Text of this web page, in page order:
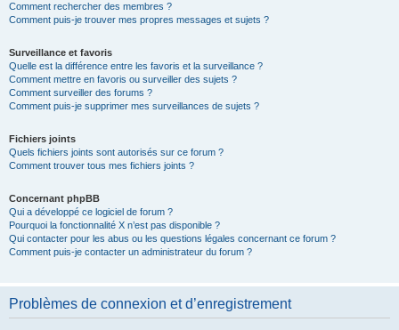
Comment rechercher des membres ?
Comment puis-je trouver mes propres messages et sujets ?
Surveillance et favoris
Quelle est la différence entre les favoris et la surveillance ?
Comment mettre en favoris ou surveiller des sujets ?
Comment surveiller des forums ?
Comment puis-je supprimer mes surveillances de sujets ?
Fichiers joints
Quels fichiers joints sont autorisés sur ce forum ?
Comment trouver tous mes fichiers joints ?
Concernant phpBB
Qui a développé ce logiciel de forum ?
Pourquoi la fonctionnalité X n’est pas disponible ?
Qui contacter pour les abus ou les questions légales concernant ce forum ?
Comment puis-je contacter un administrateur du forum ?
Problèmes de connexion et d’enregistrement